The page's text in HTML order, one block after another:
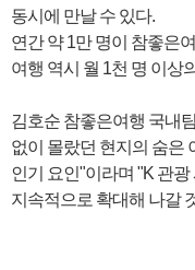
동시에 만날 수 있다.
연간 약 1만 명이 참좋은
여행 역시 월 1천 명 이상
김호순 참좋은여행 국내
없이 몰랐던 현지의 숨은
인기 요인"이라며 "K 관
지속적으로 확대해 나갈